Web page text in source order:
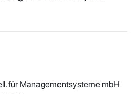
für Managementsysteme mbH